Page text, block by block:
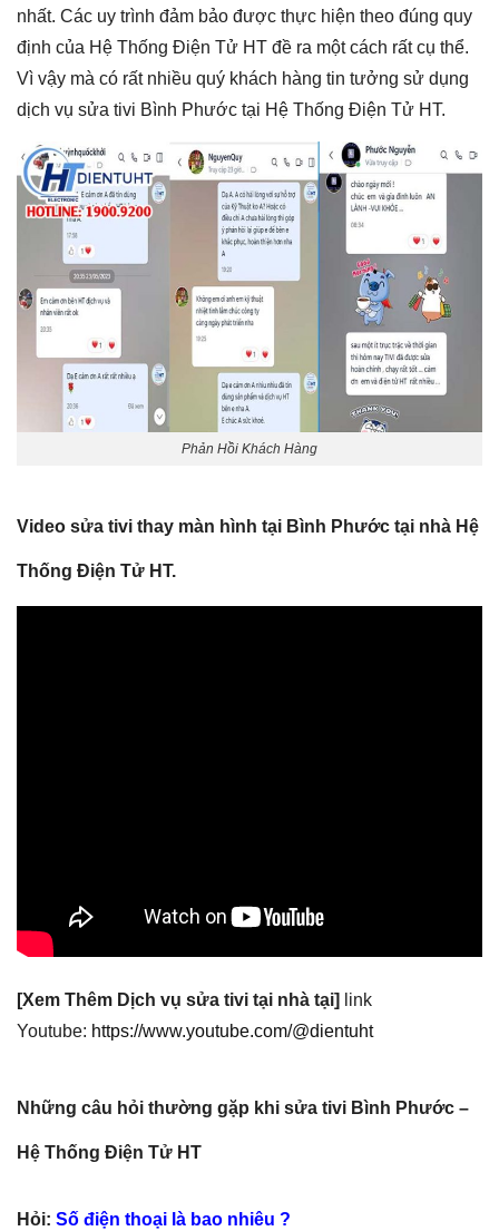
nhất. Các uy trình đảm bảo được thực hiện theo đúng quy
định của Hệ Thống Điện Tử HT đề ra một cách rất cụ thể.
Vì vậy mà có rất nhiều quý khách hàng tin tưởng sử dụng
dịch vụ sửa tivi Bình Phước tại Hệ Thống Điện Tử HT.
Phản Hồi Khách Hàng
Video sửa tivi thay màn hình tại Bình Phước tại nhà Hệ
Thống Điện Tử HT.
[Xem Thêm Dịch vụ sửa tivi tại nhà tại]
link
Youtube: https://www.youtube.com/@dientuht
Những câu hỏi thường gặp khi sửa tivi Bình Phước –
Hệ Thống Điện Tử HT
Hỏi: Số điện thoại là bao nhiêu ?